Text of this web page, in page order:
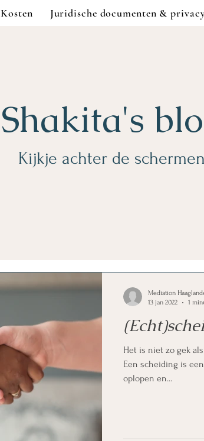
Kosten Juridische documenten &
Shakita's
Kijkje achter de schermen
Het is niet zo gek
Een scheiding is
oplopen en...
Mediation
13 jan 2022
1